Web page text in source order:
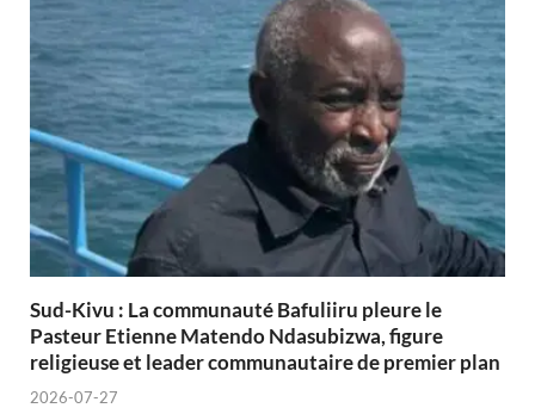
Sud-Kivu : La communauté Bafuliiru pleure le
Pasteur Etienne Matendo Ndasubizwa, figure
religieuse et leader communautaire de premier plan
2026-07-27